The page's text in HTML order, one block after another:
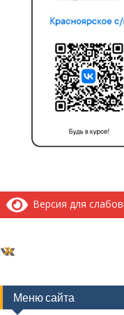
Версия для
ВКонтакте
Меню сайта